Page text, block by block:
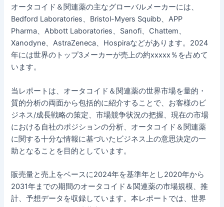
オータコイド＆関連薬の主なグローバルメーカーには、
Bedford Laboratories、Bristol-Myers Squibb、APP
Pharma、Abbott Laboratories、Sanofi、Chattem、
Xanodyne、AstraZeneca、Hospiraなどがあります。2024
年には世界のトップ3メーカーが売上の約xxxxx％を占めて
います。
当レポートは、オータコイド＆関連薬の世界市場を量的・
質的分析の両面から包括的に紹介することで、お客様のビ
ジネス/成長戦略の策定、市場競争状況の把握、現在の市場
における自社のポジションの分析、オータコイド＆関連薬
に関する十分な情報に基づいたビジネス上の意思決定の一
助となることを目的としています。
販売量と売上をベースに2024年を基準年とし2020年から
2031年までの期間のオータコイド＆関連薬の市場規模、推
計、予想データを収録しています。本レポートでは、世界